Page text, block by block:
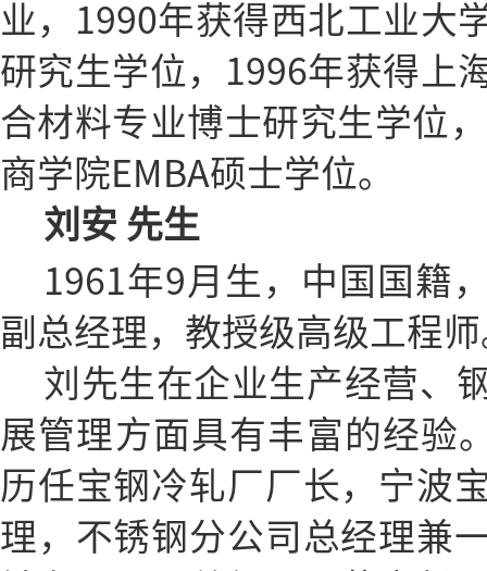
业，1990年获得西北工业大
研究生学位，1996年获得上
合材料专业博士研究生学位
商学院EMBA硕士学位。
刘安 先生
1961年9月生，中国国籍
副总经理，教授级高级工程
刘先生在企业生产经营、
展管理方面具有丰富的经验
历任宝钢冷轧厂厂长，宁波
理，不锈钢分公司总经理兼